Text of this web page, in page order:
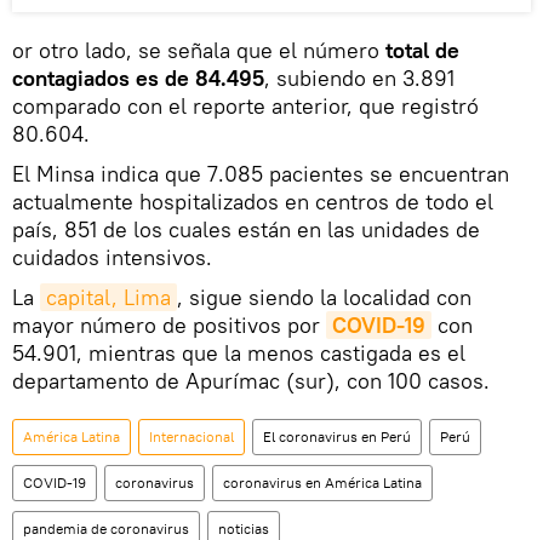
or otro lado, se señala que el número total de
contagiados es de 84.495, subiendo en 3.891
comparado con el reporte anterior, que registró
80.604.
El Minsa indica que 7.085 pacientes se encuentran
actualmente hospitalizados en centros de todo el
país, 851 de los cuales están en las unidades de
cuidados intensivos.
La capital, Lima , sigue siendo la localidad con
mayor número de positivos por COVID-19 con
54.901, mientras que la menos castigada es el
departamento de Apurímac (sur), con 100 casos.
América Latina Internacional El coronavirus en Perú Perú
COVID-19 coronavirus coronavirus en América Latina
pandemia de coronavirus noticias